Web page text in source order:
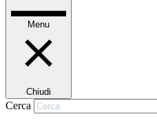
Menu
Chiudi
Cerca